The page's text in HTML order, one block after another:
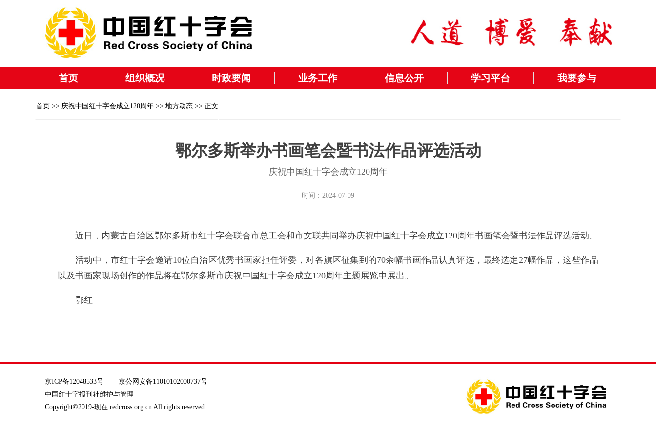
首页 组织概况 时政要闻 业务工作 信息公开 学习平台 我要参与
首页 >> 庆祝中国红十字会成立120周年 >> 地方动态 >> 正文
鄂尔多斯举办书画笔会暨书法作品评选活动
庆祝中国红十字会成立120周年
时间：2024-07-09
近日，内蒙古自治区鄂尔多斯市红十字会联合市总工会和市文联共同举办庆祝中国红十字会成立120周年书画笔会暨书法作品评选活动。
活动中，市红十字会邀请10位自治区优秀书画家担任评委，对各旗区征集到的70余幅书画作品认真评选，最终选定27幅作品，这些作品
以及书画家现场创作的作品将在鄂尔多斯市庆祝中国红十字会成立120周年主题展览中展出。
鄂红
京ICP备12048533号 | 京公网安备11010102000737号
中国红十字报刊社维护与管理
Copyright©2019-现在 redcross.org.cn All rights reserved.